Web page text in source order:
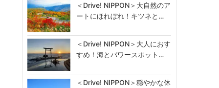
＜Drive! NIPPON＞大自然のア
ートにほれぼれ！キツネと…
＜Drive! NIPPON＞大人におす
すめ！海とパワースポット…
＜Drive! NIPPON＞穏やかな休